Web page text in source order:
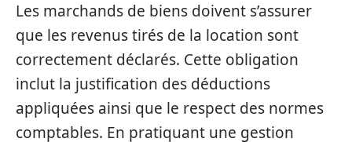
Les marchands de biens doivent s’assurer
que les revenus tirés de la location sont
correctement déclarés. Cette obligation
inclut la justification des déductions
appliquées ainsi que le respect des normes
comptables. En pratiquant une gestion